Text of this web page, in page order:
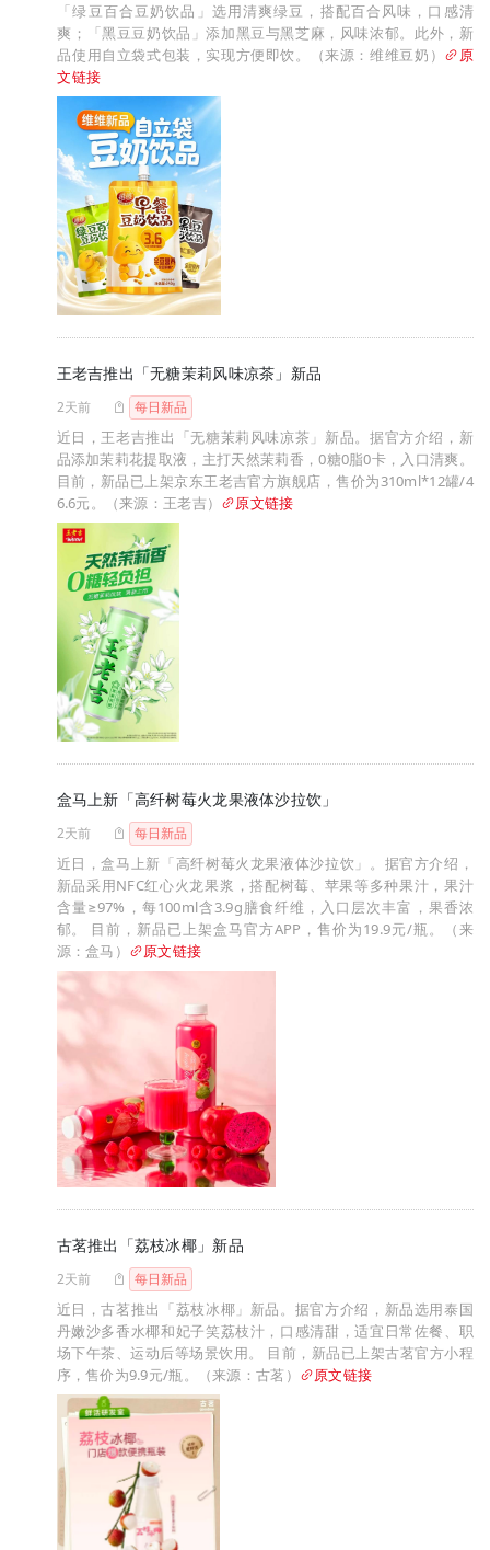
「绿豆百合豆奶饮品」选用清爽绿豆，搭配百合风味，口感清
爽；「黑豆豆奶饮品」添加黑豆与黑芝麻，风味浓郁。此外，新
品使用自立袋式包装，实现方便即饮。（来源：维维豆奶）
原
文链接
王老吉推出「无糖茉莉风味凉茶」新品
2天前 每日新品
近日，王老吉推出「无糖茉莉风味凉茶」新品。据官方介绍，新
品添加茉莉花提取液，主打天然茉莉香，0糖0脂0卡，入口清爽。
目前，新品已上架京东王老吉官方旗舰店，售价为310ml*12罐/4
6.6元。（来源：王老吉）
原文链接
盒马上新「高纤树莓火龙果液体沙拉饮」
2天前 每日新品
近日，盒马上新「高纤树莓火龙果液体沙拉饮」。据官方介绍，
新品采用NFC红心火龙果浆，搭配树莓、苹果等多种果汁，果汁
含量≥97%，每100ml含3.9g膳食纤维，入口层次丰富，果香浓
郁。 目前，新品已上架盒马官方APP，售价为19.9元/瓶。（来
源：盒马）
原文链接
古茗推出「荔枝冰椰」新品
2天前 每日新品
近日，古茗推出「荔枝冰椰」新品。据官方介绍，新品选用泰国
丹嫩沙多香水椰和妃子笑荔枝汁，口感清甜，适宜日常佐餐、职
场下午茶、运动后等场景饮用。 目前，新品已上架古茗官方小程
序，售价为9.9元/瓶。（来源：古茗）
原文链接